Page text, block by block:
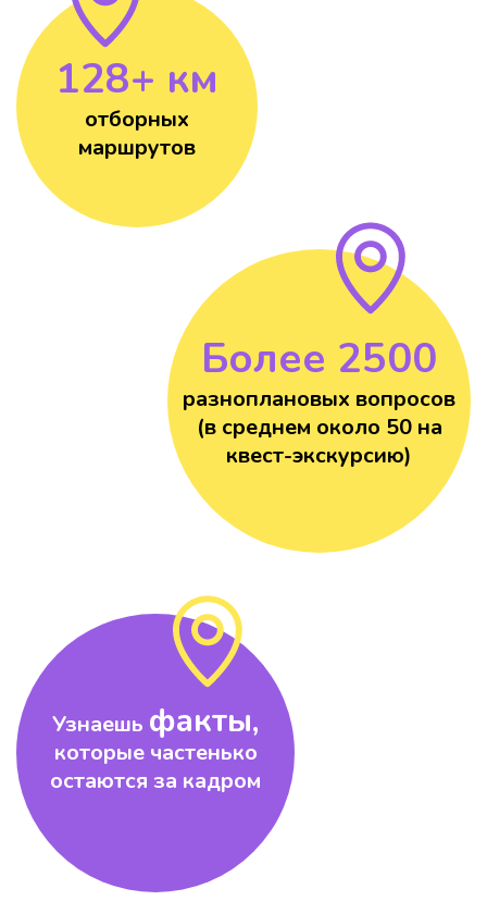
128+ км
отборных
маршрутов
Более 2500
разноплановых вопросов
(в среднем около 50 на
квест-экскурсию)
Узнаешь факты,
которые частенько
остаются за кадром